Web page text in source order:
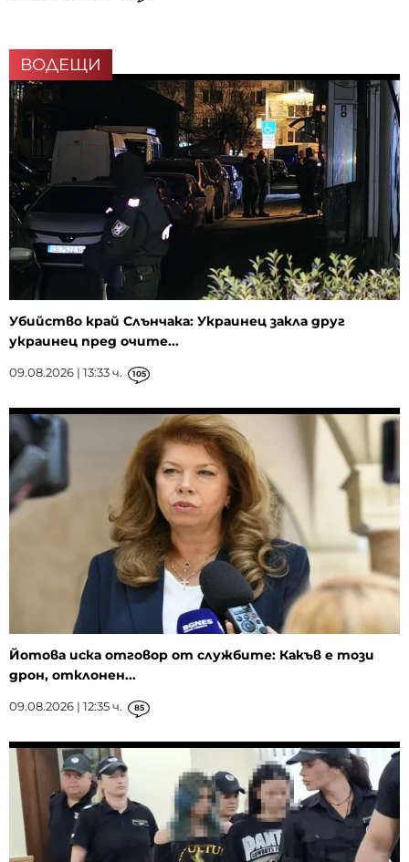
ВОДЕЩИ
Убийство край Слънчака: Украинец закла друг
украинец пред очите...
09.08.2026 | 13:33 ч. 105
Йотова иска отговор от службите: Какъв е този
дрон, отклонен...
09.08.2026 | 12:35 ч. 85